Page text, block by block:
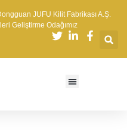
JUFU Kilit Fabrikası A.Ş.
Geliştirme Odağımız